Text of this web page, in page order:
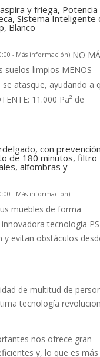
y friega, Potencia
Sistema Inteligente
Blanco
- Más información) NO
suelos limpios MENOS
atasque, ayudando a
11.000 Pa² de
con prevención
de 180 minutos, filtro
alfombras y
- Más información)
muebles de forma
tecnología
evitan obstáculos
de multitud de
tecnología
nos ofrece gran
y, lo que es más